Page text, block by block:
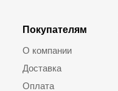
Покупателям
О компании
Доставка
Оплата